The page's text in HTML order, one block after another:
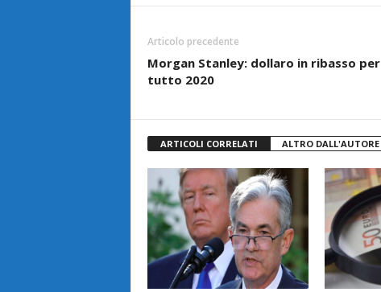
Articolo precedente
Morgan Stanley: dollaro in ribasso per
tutto 2020
ARTICOLI CORRELATI ALTRO DALL'AUTORE